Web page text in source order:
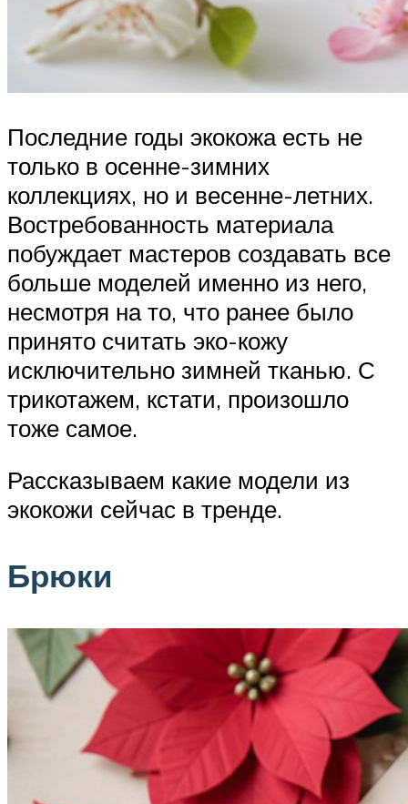
Последние годы экокожа есть не
только в осенне-зимних
коллекциях, но и весенне-летних.
Востребованность материала
побуждает мастеров создавать все
больше моделей именно из него,
несмотря на то, что ранее было
принято считать эко-кожу
исключительно зимней тканью. С
трикотажем, кстати, произошло
тоже самое.
Рассказываем какие модели из
экокожи сейчас в тренде.
Брюки